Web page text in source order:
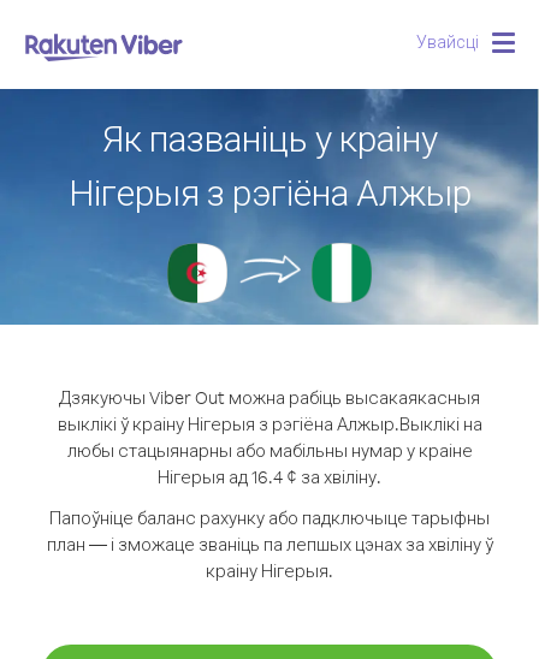
Увайсці
Як пазваніць у краіну
Нігерыя з рэгіёна Алжыр
Дзякуючы Viber Out можна рабіць высакаякасныя
выклікі ў краіну Нігерыя з рэгіёна Алжыр.Выклікі на
любы стацыянарны або мабільны нумар у краіне
Нігерыя ад 16.4 ¢ за хвіліну.
Папоўніце баланс рахунку або падключыце тарыфны
план — і зможаце званіць па лепшых цэнах за хвіліну ў
краіну Нігерыя.